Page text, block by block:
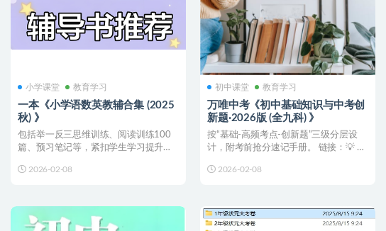
小学课堂 教育学习
一本《小学语数英教辅合集 (2025
秋) 》
包括举一反三思维训练、阅读训练100
篇、预习笔记等，紧扣学生学习提升需
2026-02-08
初中课堂 教育学习
万唯中考《初中基础知识与中考创
新题·2026版 (全九科) 》
按“基础-高频考点-创新题”三级分层设
计，附考前抢分速记手册。 链接：💡 温
2026-02-08